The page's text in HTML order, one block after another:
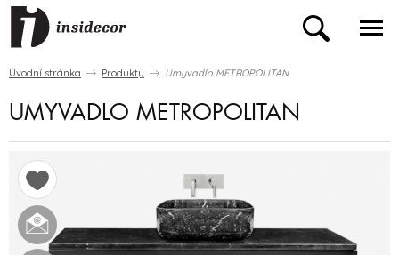
Úvodní stránka Produkty Umyvadlo METROPOLITAN
UMYVADLO METROPOLITAN